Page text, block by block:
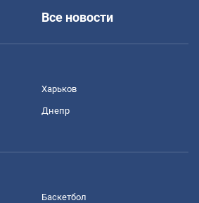
Все новости
Харьков
Днепр
Баскетбол